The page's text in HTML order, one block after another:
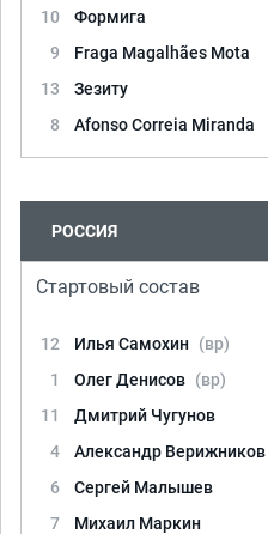
10
Формига
9
Fraga Magalhães Mota
13
Зезиту
8
Afonso Correia Miranda
РОССИЯ
Стартовый состав
12 Илья Самохин (вр)
1
Олег Денисов (вр)
11
Дмитрий Чугунов
4
Александр Верижников
6
Сергей Малышев
7
Михаил Маркин